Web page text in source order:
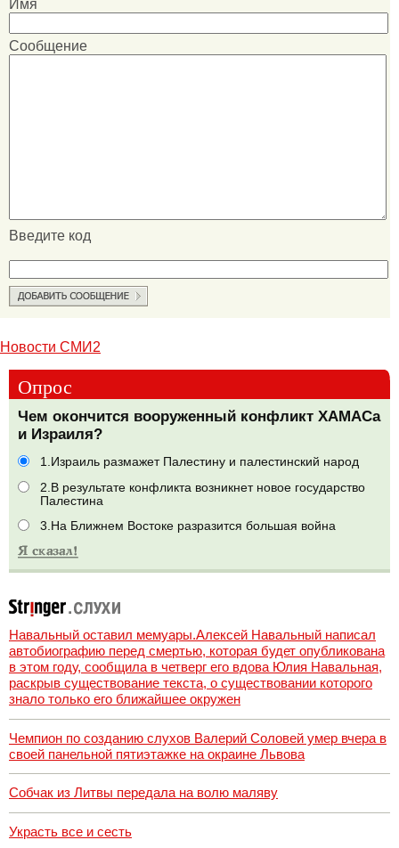
Имя
Сообщение
Введите код
Новости СМИ2
Опрос
Чем окончится вооруженный конфликт ХАМАСа
и Израиля?
1.Израиль размажет Палестину и палестинский народ
2.В результате конфликта возникнет новое государство
Палестина
3.На Ближнем Востоке разразится большая война
Навальный оставил мемуары.Алексей Навальный написал
автобиографию перед смертью, которая будет опубликована
в этом году, сообщила в четверг его вдова Юлия Навальная,
раскрыв существование текста, о существовании которого
знало только его ближайшее окружен
Чемпион по созданию слухов Валерий Соловей умер вчера в
своей панельной пятиэтажке на окраине Львова
Собчак из Литвы передала на волю маляву
Украсть все и сесть